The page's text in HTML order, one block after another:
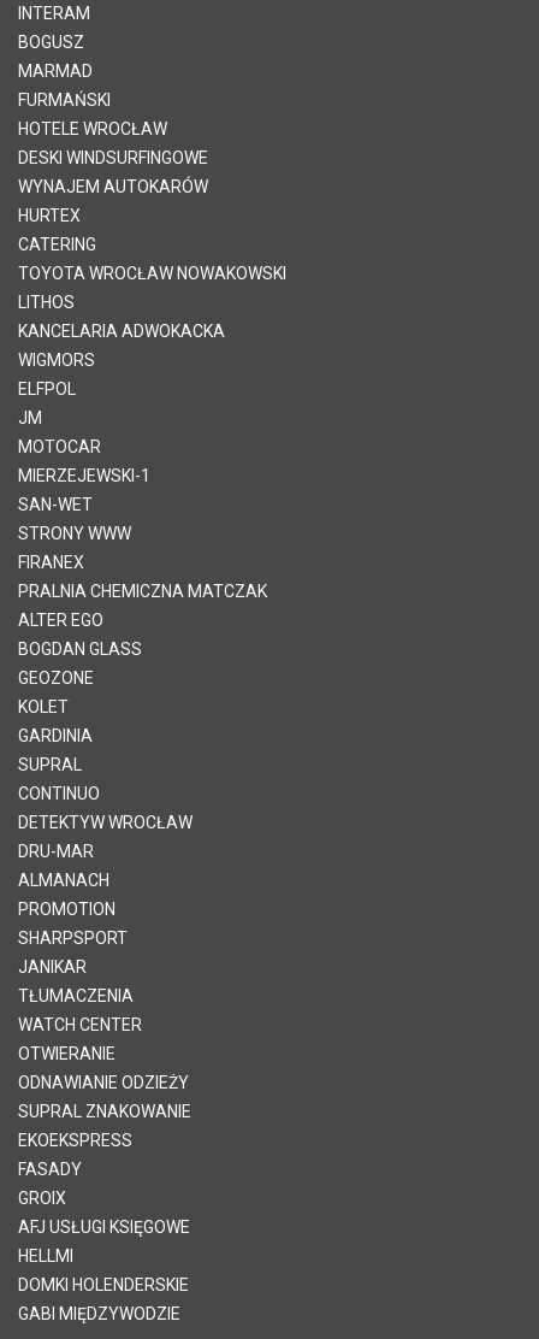
INTERAM
BOGUSZ
MARMAD
FURMAŃSKI
HOTELE WROCŁAW
DESKI WINDSURFINGOWE
WYNAJEM AUTOKARÓW
HURTEX
CATERING
TOYOTA WROCŁAW NOWAKOWSKI
LITHOS
KANCELARIA ADWOKACKA
WIGMORS
ELFPOL
JM
MOTOCAR
MIERZEJEWSKI-1
SAN-WET
STRONY WWW
FIRANEX
PRALNIA CHEMICZNA MATCZAK
ALTER EGO
BOGDAN GLASS
GEOZONE
KOLET
GARDINIA
SUPRAL
CONTINUO
DETEKTYW WROCŁAW
DRU-MAR
ALMANACH
PROMOTION
SHARPSPORT
JANIKAR
TŁUMACZENIA
WATCH CENTER
OTWIERANIE
ODNAWIANIE ODZIEŻY
SUPRAL ZNAKOWANIE
EKOEKSPRESS
FASADY
GROIX
AFJ USŁUGI KSIĘGOWE
HELLMI
DOMKI HOLENDERSKIE
GABI MIĘDZYWODZIE